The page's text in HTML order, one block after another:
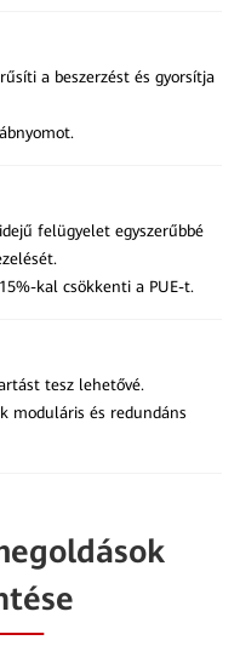
a beszerzést és gyorsítja
felügyelet egyszerűbbé
kal csökkenti a PUE-t.
tesz lehetővé.
moduláris és redundáns